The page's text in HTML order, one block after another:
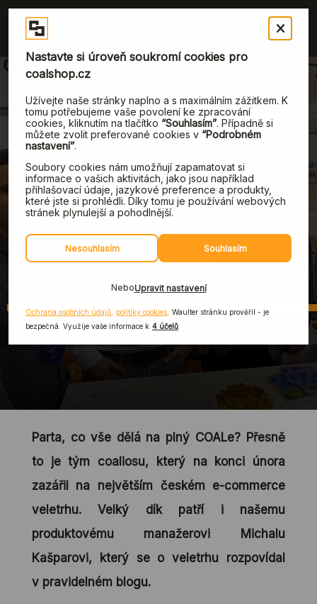
„NÁŠ TÝM NA CZECH
ON-LINE EXPO 2023
SRŠEL ENERGIÍ,“ TĚŠÍ
KAŠPARA.
9. března, 2023|Rozhovory
Parta, co vše dělá na plný COALe? Přesně
to je tým coaliosu, který na konci února
zazářil na největším českém e-commerce
veletrhu. Velký dík patří i našemu
produktovému manažerovi Michalu
Kašparovi, který se o veletrhu rozpovídal
v pravidelném blogu.